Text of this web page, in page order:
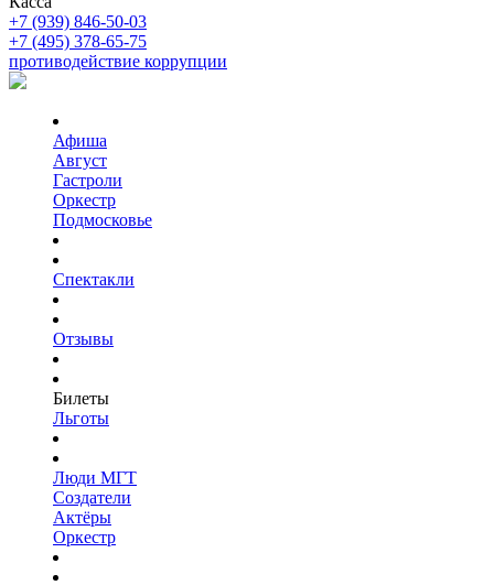
+7 (939) 846-50-03
+7 (495) 378-65-75
противодействие коррупции
Афиша
Август
Гастроли
Оркестр
Подмосковье
Спектакли
Отзывы
Билеты
Льготы
Люди МГТ
Создатели
Актёры
Оркестр